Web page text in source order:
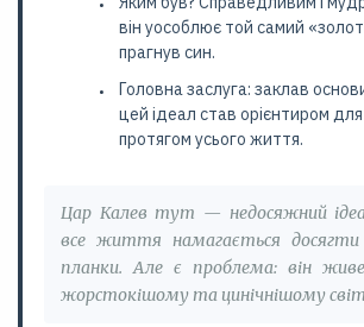
він уособлює той самий
прагнув син.
Головна заслуга: заклав
цей ідеал став орієнтиром
протягом усього життя.
Цар Калев тут — недосяжний
все життя намагається досягти
планки. Але є проблема: він
жорстокішому та цинічнішому